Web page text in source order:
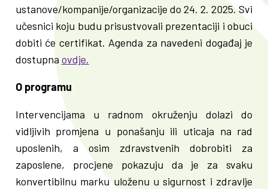
ustanove/kompanije/organizacije do 24. 2. 2025. Svi
učesnici koju budu prisustvovali prezentaciji i obuci
dobiti će certifikat. Agenda za navedeni događaj je
dostupna ovdje.
O programu
Intervencijama u radnom okruženju dolazi do
vidljivih promjena u ponašanju ili uticaja na rad
uposlenih, a osim zdravstvenih dobrobiti za
zaposlene, procjene pokazuju da je za svaku
konvertibilnu marku uloženu u sigurnost i zdravlje